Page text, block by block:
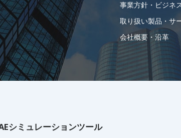
事業方針・ビジネ
取り扱い製品・サ
会社概要・沿革
シミュレーションツール